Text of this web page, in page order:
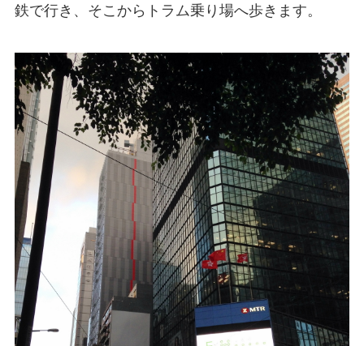
鉄で行き、そこからトラム乗り場へ歩きます。